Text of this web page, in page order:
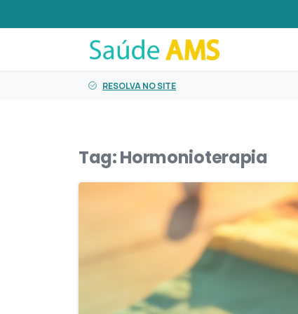
RESOLVA NO SITE
Tag:Hormonioterapia